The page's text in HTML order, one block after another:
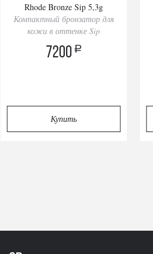
Rhode Bronze Sip 5,3g
Компактный бронзатор для
кожи в оттенке Sip
7200 a
Купить